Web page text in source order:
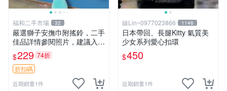
福和二手市場 32
嚴選獅子安撫巾附搖鈴，二手
佳品詳情參閱照片，建議入手
前多加斟酌。獅子 撫慰巾 達
人必備
$229 74折
折扣碼
近期銷量1件
線Lin~0977023866 1146
日本帶回、長腿Kitty 氣質美
少女系列愛心扣環
$450
近期銷量1件